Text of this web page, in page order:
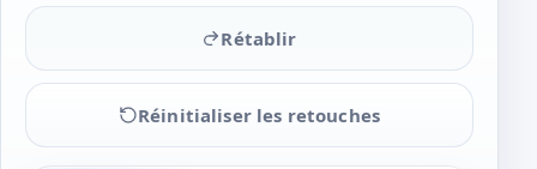
Rétablir
Réinitialiser les retouches